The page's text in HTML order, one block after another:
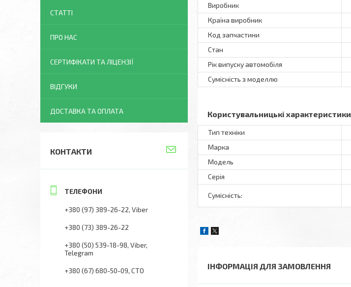
Виробник
Країна виробник
Код запчастини
Стан
Рік випуску автомобіля
Сумісність з моделлю
Користувальницькі характеристики
Тип техніки
Марка
Модель
Серія
Сумісність:
ІНФОРМАЦІЯ ДЛЯ ЗАМОВЛЕННЯ
СТАТТІ
ПРО НАС
СЕРТИФІКАТИ ТА ЛІЦЕНЗІЇ
ВІДГУКИ
ДОСТАВКА ТА ОПЛАТА
КОНТАКТИ
+380 (97) 389-26-22 Viber
+380 (73) 389-26-22
+380 (50) 539-18-98 Viber,
Telegram
+380 (67) 680-50-09 СТО